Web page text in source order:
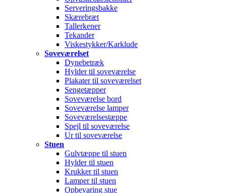
Serveringsbakke
Skærebræt
Tallerkener
Tekander
Viskestykker/Karklude
Soveværelset
Dynebetræk
Hylder til soveværelse
Plakater til soveværelset
Sengetæpper
Soveværelse bord
Soveværelse lamper
Soveværelsestæppe
Spejl til soveværelse
Ur til soveværelse
Stuen
Gulvtæppe til stuen
Hylder til stuen
Krukker til stuen
Lamper til stuen
Opbevaring stue